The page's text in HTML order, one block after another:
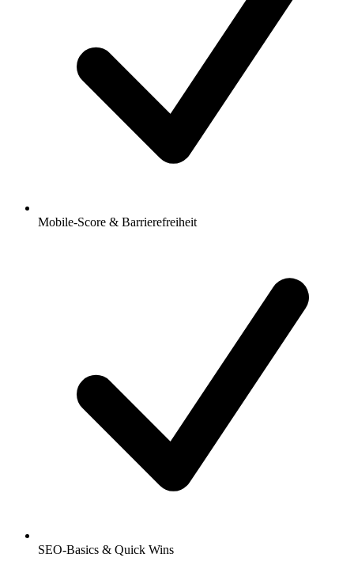
Mobile-Score & Barrierefreiheit
SEO-Basics & Quick Wins